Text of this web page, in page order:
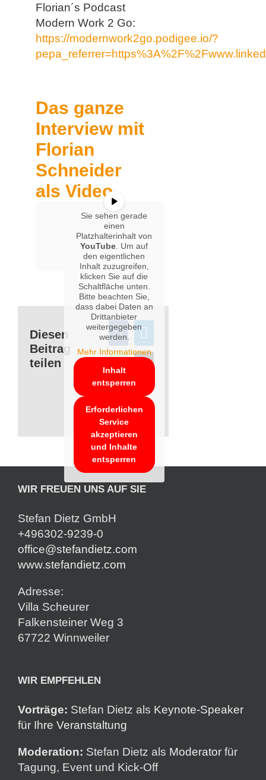
Florian´s Podcast
Modern Work 2 Go:
https://modernwork2go.podigee.io/?
Das ganze
Interview mit
Florian
Schneider
als Video.
Sie sehen gerade
einen
Platzhalterinhalt von
YouTube . Um auf
den eigentlichen
Inhalt zuzugreifen,
klicken Sie auf die
Schaltfläche unten.
Bitte beachten Sie,
dass dabei Daten an
Drittanbieter
weitergegeben
werden.
Mehr Informationen
Inhalt
entsperren
Erforderlichen
Service
akzeptieren
und Inhalte
entsperren
Diesen
Beitrag
teilen
WIR FREUEN UNS AUF SIE
Stefan Dietz GmbH
+496302-9239-0
office@stefandietz.com
www.stefandietz.com
Adresse:
Villa Scheurer
Falkensteiner Weg 3
67722 Winnweiler
WIR EMPFEHLEN
Vorträge: Stefan Dietz als Keynote-Speaker
für Ihre Veranstaltung
Moderation: Stefan Dietz als Moderator für
Tagung, Event und Kick-Off